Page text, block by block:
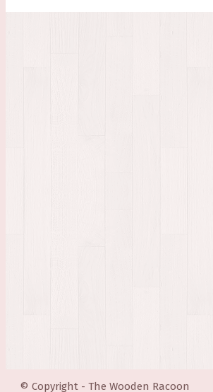
© Copyright - The Wooden Racoon